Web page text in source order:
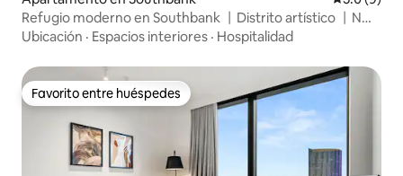
Refugio moderno en Southbank 丨Distrito artístico 丨NGV
丨Piscina 丨Gimnasio
Ubicación · Espacios interiores · Hospitalidad
Favorito entre huéspedes
Favorito entre huéspedes